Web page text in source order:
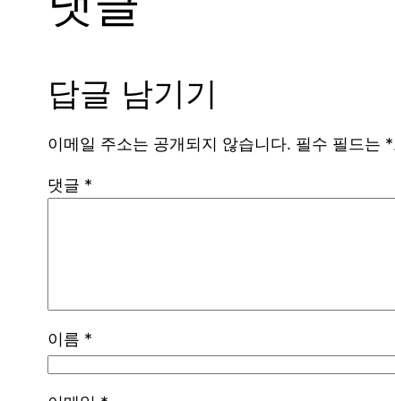
답글 남기기
이메일 주소는 공개되지 않습니다. 필수 필드는 *
댓글 *
이름 *